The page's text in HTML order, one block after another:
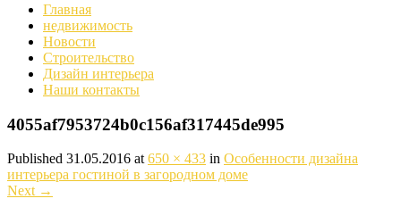
Главная
недвижимость
Новости
Строительство
Дизайн интерьера
Наши контакты
4055af7953724b0c156af317445de995
Published 31.05.2016 at 650 × 433 in Особенности дизайна
интерьера гостиной в загородном доме
Next →